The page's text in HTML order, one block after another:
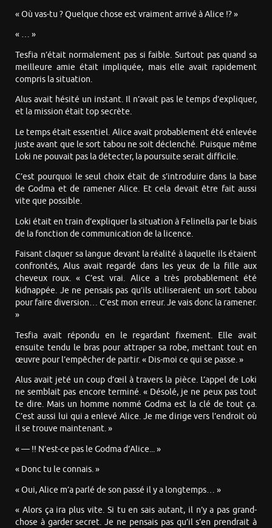
« Où vas-tu ? Quelque chose est vraiment arrivé à Alice !? »
« … »
Tesfia n’était normalement pas si faible. Surtout pas quand sa
meilleure amie était impliquée, mais elle avait rapidement
compris la situation.
Alus avait hésité un instant. Il n’avait pas le temps d’expliquer,
et la mission était top secrète.
Le temps était essentiel. Alice avait probablement été enlevée
juste avant que le sort tabou ne soit déclenché. Puisque même
Loki ne pouvait pas la détecter, la poursuite serait difficile.
C’est pourquoi le seul choix était de s’introduire dans la base
de Godma et de ramener Alice. Et cela devait être fait aussi
vite que possible.
Loki était en train d’expliquer la situation à Felinella par le biais
de la fonction de communication de la licence.
Faisant claquer sa langue devant la réalité à laquelle ils étaient
confrontés, Alus avait regardé dans les yeux de la fille aux
cheveux roux. « C’est vrai. Alice a très probablement été
kidnappée. Je ne pensais pas qu’ils utiliseraient un sort tabou
pour faire diversion… C’est mon erreur. Je vais donc la ramener.
»
Tesfia avait répondu en le regardant fixement. Elle avait
ensuite tendu le bras pour attraper sa robe, mettant tout en
œuvre pour l’empêcher de partir. « Dis-moi ce qui se passe. »
Alus avait jeté un coup d’œil à travers la pièce. L’appel de Loki
ne semblait pas encore terminé. « Désolé, je ne peux pas tout
te dire. Mais un homme nommé Godma est la clé de tout ça.
C’est aussi lui qui a enlevé Alice. Je me dirige vers l’endroit où
il se trouve maintenant. »
« — !! N’est-ce pas le Godma d’Alice... »
« Donc tu le connais. »
« Oui, Alice m’a parlé de son passé il y a longtemps… »
« Alors ça ira plus vite. Si tu en sais autant, il n’y a pas grand-
chose à garder secret. Je ne pensais pas qu’il s’en prendrait à